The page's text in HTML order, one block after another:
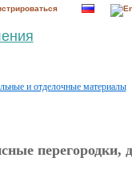
и отделочные материалы
перегородки,